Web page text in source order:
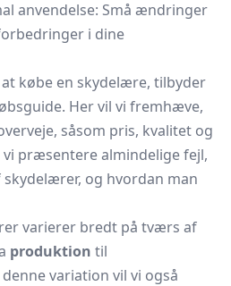
anvendelse: Små ændringer
i dine
købe en skydelære, tilbyder
Her vil vi fremhæve,
såsom pris, kvalitet og
præsentere almindelige fejl,
og hvordan man
varierer bredt på tværs af
produktion til
variation vil vi også